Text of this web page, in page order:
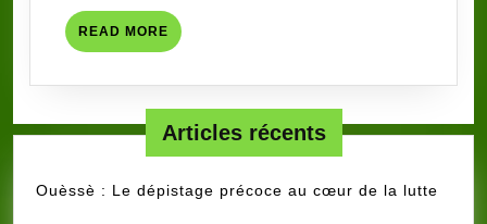
pour
Mission
READ MORE READ
MORE
Articles récents
Ouèssè : Le dépistage précoce au cœur de la lutte